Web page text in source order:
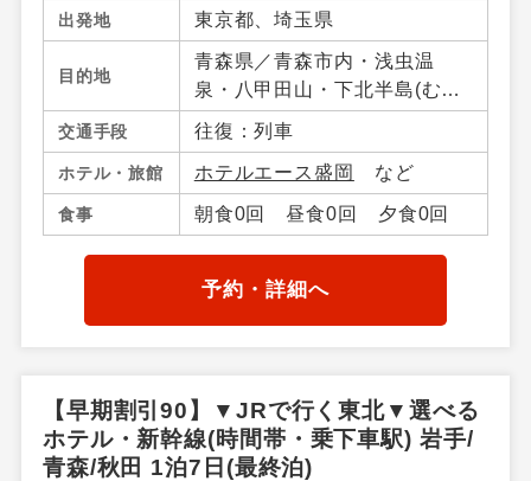
出発地 東京都、埼玉県
目的地
青森県／青森市内・浅虫温
泉・八甲田山・下北半島(む
つ・大間)・八戸・十和田湖・
奥入瀬（青森県）・大鰐・碇
ケ関・不老不死・鰺ケ沢・弘
前・三沢・竜飛岬・青森県そ
の他、岩手県／盛岡市・つな
ぎ・鶯宿温泉・八幡平・雫
石・二戸・小岩井農場・平
輪・湯瀬温泉・玉川温泉・田
沢湖高原・乳頭温泉郷・十和
田湖秋田県
交通手段 往復：列車
ホテル・旅館 ホテルエース盛岡 など
食事 朝食0回 昼食0回 夕食0回
予約・詳細へ
【早期割引90】▼JRで行く東北▼選べる
ホテル・新幹線(時間帯・乗下車駅) 岩手/
青森/秋田 1泊7日(最終泊)